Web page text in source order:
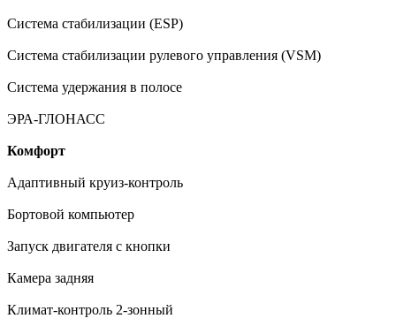
Система стабилизации (ESP)
Система стабилизации рулевого управления (VSM)
Система удержания в полосе
ЭРА-ГЛОНАСС
Комфорт
Адаптивный круиз-контроль
Бортовой компьютер
Запуск двигателя с кнопки
Камера задняя
Климат-контроль 2-зонный